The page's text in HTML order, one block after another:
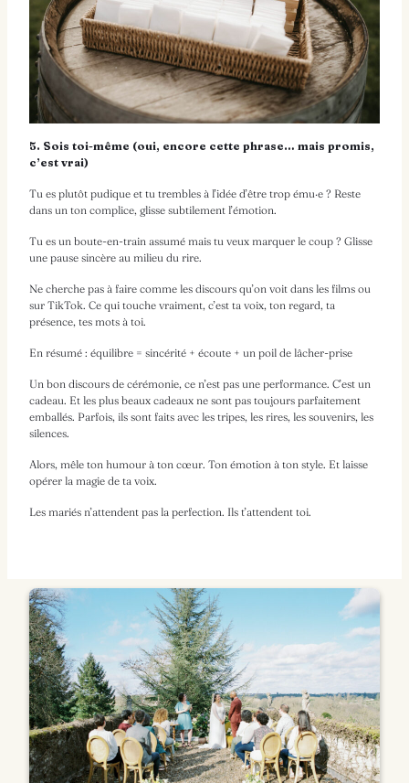
5. Sois toi-même (oui, encore cette phrase… mais promis,
c’est vrai)
Tu es plutôt pudique et tu trembles à l’idée d’être trop ému·e ? Reste
dans un ton complice, glisse subtilement l’émotion.
Tu es un boute-en-train assumé mais tu veux marquer le coup ? Glisse
une pause sincère au milieu du rire.
Ne cherche pas à faire comme les discours qu’on voit dans les films ou
sur TikTok. Ce qui touche vraiment, c’est ta voix, ton regard, ta
présence, tes mots à toi.
En résumé : équilibre = sincérité + écoute + un poil de lâcher-prise
Un bon discours de cérémonie, ce n’est pas une performance. C’est un
cadeau. Et les plus beaux cadeaux ne sont pas toujours parfaitement
emballés. Parfois, ils sont faits avec les tripes, les rires, les souvenirs, les
silences.
Alors, mêle ton humour à ton cœur. Ton émotion à ton style. Et laisse
opérer la magie de ta voix.
Les mariés n’attendent pas la perfection. Ils t’attendent toi.